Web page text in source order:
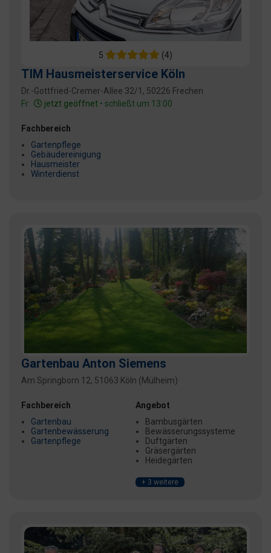
5 (4)
TIM Hausmeisterservice Köln
Dr.-Gottfried-Cremer-Allee 32/1, 50226 Frechen
Fr:
jetzt geöffnet • schließt um 13:00
Fachbereich
Gartenpflege
Gebäudereinigung
Hausmeister
Winterdienst
Gartenbau Anton Siemens
Am Springborn 12, 51063 Köln (Mülheim)
Fachbereich
Gartenbau
Gartenbewässerung
Gartenpflege
Angebot
Bambusgärten
Bewässerungssysteme
Duftgärten
Gräsergärten
Heidegärten
+ 3 weitere